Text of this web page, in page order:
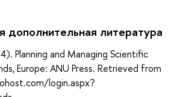
дополнительная литература
Planning and Managing Scientific
Europe: ANU Press. Retrieved from
login.aspx?